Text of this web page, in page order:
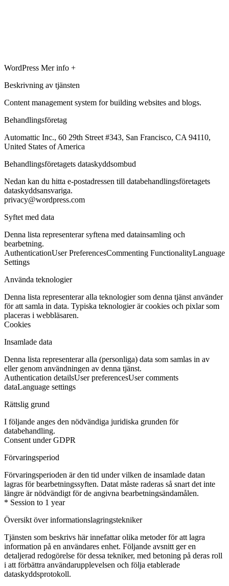
WordPress Mer info +
Beskrivning av tjänsten
Content management system for building websites and blogs.
Behandlingsföretag
Automattic Inc., 60 29th Street #343, San Francisco, CA 94110,
United States of America
Behandlingsföretagets dataskyddsombud
Nedan kan du hitta e-postadressen till databehandlingsföretagets
dataskyddsansvariga.
privacy@wordpress.com
Syftet med data
Denna lista representerar syftena med datainsamling och
bearbetning.
AuthenticationUser PreferencesCommenting FunctionalityLanguage
Settings
Använda teknologier
Denna lista representerar alla teknologier som denna tjänst använder
för att samla in data. Typiska teknologier är cookies och pixlar som
placeras i webbläsaren.
Cookies
Insamlade data
Denna lista representerar alla (personliga) data som samlas in av
eller genom användningen av denna tjänst.
Authentication detailsUser preferencesUser comments
dataLanguage settings
Rättslig grund
I följande anges den nödvändiga juridiska grunden för
databehandling.
Consent under GDPR
Förvaringsperiod
Förvaringsperioden är den tid under vilken de insamlade datan
lagras för bearbetningssyften. Datat måste raderas så snart det inte
längre är nödvändigt för de angivna bearbetningsändamålen.
* Session to 1 year
Översikt över informationslagringstekniker
Tjänsten som beskrivs här innefattar olika metoder för att lagra
information på en användares enhet. Följande avsnitt ger en
detaljerad redogörelse för dessa tekniker, med betoning på deras roll
i att förbättra användarupplevelsen och följa etablerade
dataskyddsprotokoll.